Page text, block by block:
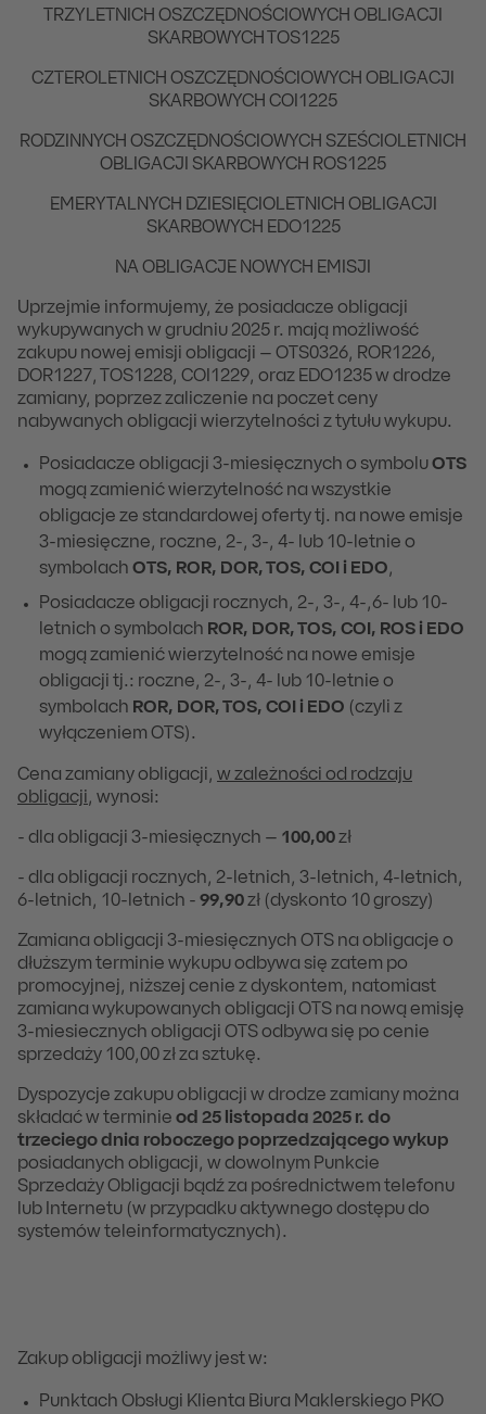
TRZYLETNICH OSZCZĘDNOŚCIOWYCH OBLIGACJI
SKARBOWYCH TOS1225
CZTEROLETNICH OSZCZĘDNOŚCIOWYCH OBLIGACJI
SKARBOWYCH COI1225
RODZINNYCH OSZCZĘDNOŚCIOWYCH SZEŚCIOLETNICH
OBLIGACJI SKARBOWYCH ROS1225
EMERYTALNYCH DZIESIĘCIOLETNICH OBLIGACJI
SKARBOWYCH EDO1225
NA OBLIGACJE NOWYCH EMISJI
Uprzejmie informujemy, że posiadacze obligacji
wykupywanych w grudniu 2025 r. mają możliwość
zakupu nowej emisji obligacji – OTS0326, ROR1226,
DOR1227, TOS1228, COI1229, oraz EDO1235 w drodze
zamiany, poprzez zaliczenie na poczet ceny
nabywanych obligacji wierzytelności z tytułu wykupu.
Posiadacze obligacji 3-miesięcznych o symbolu OTS
mogą zamienić wierzytelność na wszystkie
obligacje ze standardowej oferty tj. na nowe emisje
3-miesięczne, roczne, 2-, 3-, 4- lub 10-letnie o
symbolach OTS, ROR, DOR, TOS, COI i EDO ,
Posiadacze obligacji rocznych, 2-, 3-, 4-,6- lub 10-
letnich o symbolach ROR, DOR, TOS, COI, ROS i EDO
mogą zamienić wierzytelność na nowe emisje
obligacji tj.: roczne, 2-, 3-, 4- lub 10-letnie o
symbolach ROR, DOR, TOS, COI i EDO (czyli z
wyłączeniem OTS).
Cena zamiany obligacji, w zależności od rodzaju
obligacji
, wynosi:
- dla obligacji 3-miesięcznych – 100,00 zł
- dla obligacji rocznych, 2-letnich, 3-letnich, 4-letnich,
6-letnich, 10-letnich - 99,90 zł (dyskonto 10 groszy)
Zamiana obligacji 3-miesięcznych OTS na obligacje o
dłuższym terminie wykupu odbywa się zatem po
promocyjnej, niższej cenie z dyskontem, natomiast
zamiana wykupowanych obligacji OTS na nową emisję
3-miesiecznych obligacji OTS odbywa się po cenie
sprzedaży 100,00 zł za sztukę.
Dyspozycje zakupu obligacji w drodze zamiany można
składać w terminie od 25 listopada 2025 r. do
trzeciego dnia roboczego poprzedzającego wykup
posiadanych obligacji, w dowolnym Punkcie
Sprzedaży Obligacji bądź za pośrednictwem telefonu
lub Internetu (w przypadku aktywnego dostępu do
systemów teleinformatycznych).
Zakup obligacji możliwy jest w:
Punktach Obsługi Klienta Biura Maklerskiego PKO